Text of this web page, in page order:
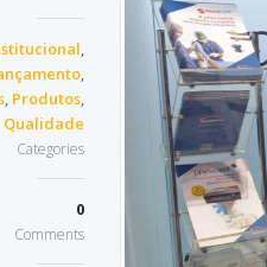
,
,
, Produtos,
Qualidade
Categories
0
Comments